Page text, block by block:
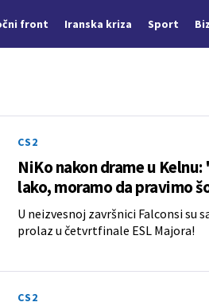
front Iranska kriza Sport Biz
CS2
NiKo nakon drame u
lako, moramo da pravimo
U neizvesnoj završnici Falconsi su
prolaz u četvrtfinale ESL Majora!
CS2